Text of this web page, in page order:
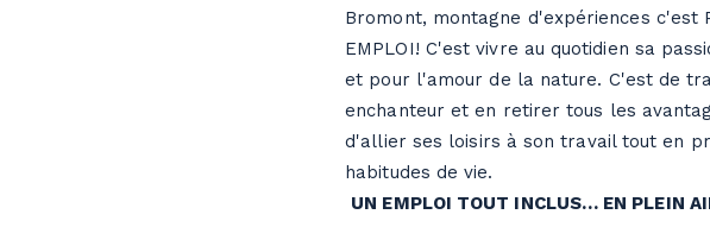
Bromont, montagne d'expériences c'est
EMPLOI! C'est vivre au quotidien sa
et pour l'amour de la nature. C'est de
enchanteur et en retirer tous les
d'allier ses loisirs à son travail tout en
habitudes de vie.
UN EMPLOI TOUT INCLUS… EN PLEIN